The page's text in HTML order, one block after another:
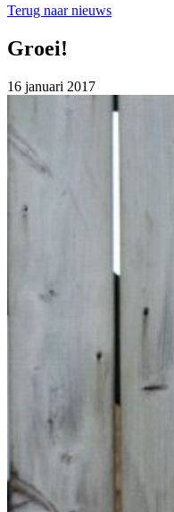
Terug naar nieuws
Groei!
16 januari 2017